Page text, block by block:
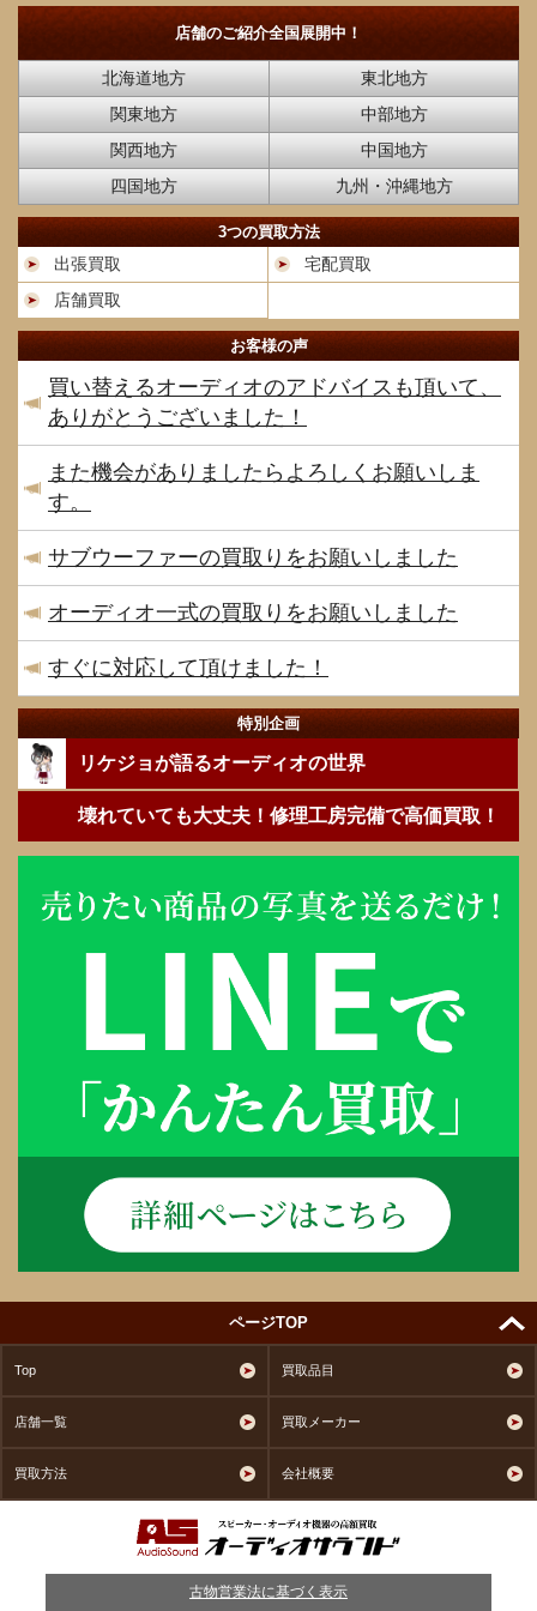
店舗のご紹介全国展開中！
北海道地方
東北地方
関東地方
中部地方
関西地方
中国地方
四国地方
九州・沖縄地方
3つの買取方法
出張買取
宅配買取
店舗買取
お客様の声
買い替えるオーディオのアドバイスも頂いて、
ありがとうございました！
また機会がありましたらよろしくお願いしま
す。
サブウーファーの買取りをお願いしました
オーディオ一式の買取りをお願いしました
すぐに対応して頂けました！
特別企画
リケジョが語るオーディオの世界
壊れていても大丈夫！修理工房完備で高価買取！
ページTOP
Top 買取品目
店舗一覧 買取メーカー
買取方法 会社概要
古物営業法に基づく表示